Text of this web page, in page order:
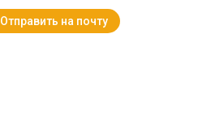
Отправить на почту